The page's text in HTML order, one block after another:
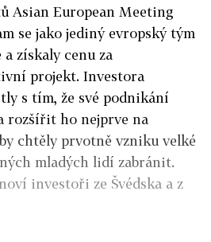
Asian European Meeting
se jako jediný evropský tým
získaly cenu za
projekt. Investora
s tím, že své podnikání
rozšířit ho nejprve na
chtěly prvotně vzniku velké
mladých lidí zabránit.
investoři ze Švédska a z